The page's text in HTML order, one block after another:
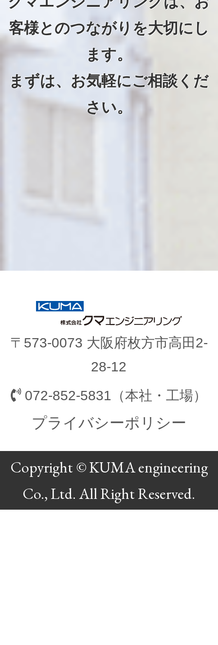
客様とのつながりを大切にし
ます。
まずは、お気軽にご相談くだ
さい。
〒573-0073 大阪府枚方市高田2-
28-12
072-852-5831（本社・工場）
プライバシーポリシー
Copyright © KUMA engineering
Co., Ltd. All Right Reserved.